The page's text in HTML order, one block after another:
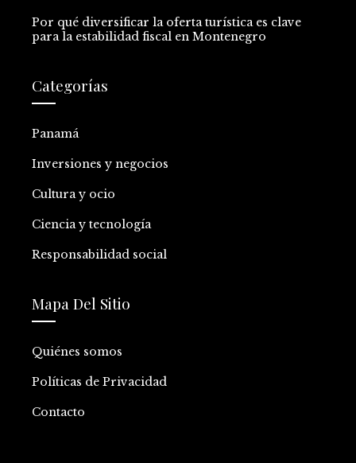
Por qué diversificar la oferta turística es clave
para la estabilidad fiscal en Montenegro
Categorías
Panamá
Inversiones y negocios
Cultura y ocio
Ciencia y tecnología
Responsabilidad social
Mapa Del Sitio
Quiénes somos
Políticas de Privacidad
Contacto